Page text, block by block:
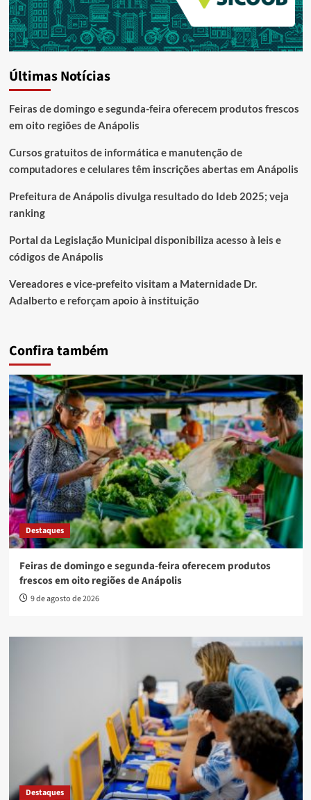
Últimas Notícias
Feiras de domingo e segunda-feira oferecem produtos frescos
em oito regiões de Anápolis
Cursos gratuitos de informática e manutenção de
computadores e celulares têm inscrições abertas em Anápolis
Prefeitura de Anápolis divulga resultado do Ideb 2025; veja
ranking
Portal da Legislação Municipal disponibiliza acesso à leis e
códigos de Anápolis
Vereadores e vice-prefeito visitam a Maternidade Dr.
Adalberto e reforçam apoio à instituição
Confira também
Destaques
Feiras de domingo e segunda-feira oferecem produtos
frescos em oito regiões de Anápolis
9 de agosto de 2026
Destaques